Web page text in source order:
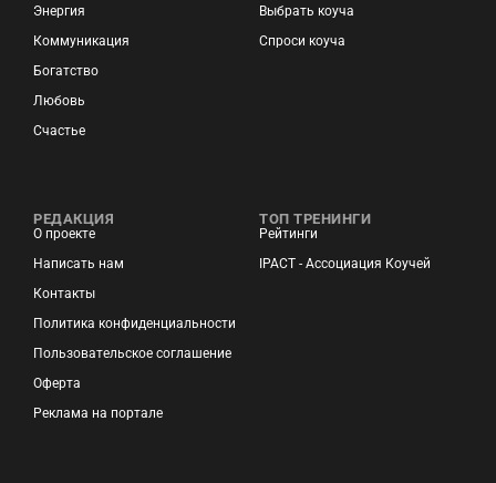
Энергия
Коммуникация
Богатство
Любовь
Счастье
Выбрать коуча
Спроси коуча
РЕДАКЦИЯ
О проекте
Написать нам
Контакты
Политика конфиденциальности
Пользовательское соглашение
Оферта
Реклама на портале
ТОП ТРЕНИНГИ
Рейтинги
IPACT - Ассоциация Коучей